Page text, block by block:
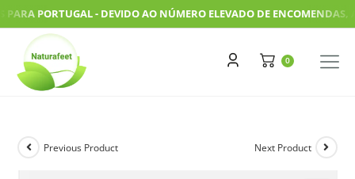
PORTUGAL - DEVIDO AO NÚMERO ELEVADO DE ENCOMENDAS, AS
Previous Product Next Product